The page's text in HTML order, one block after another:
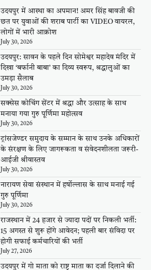
उदयपुर में आस्था का अपमान! अमर सिंह बावजी की
छत पर युवाओं की शराब पार्टी का VIDEO वायरल,
लोगों में भारी आक्रोश
July 30, 2026
उदयपुर: सावन के पहले दिन सोमेश्वर महादेव मंदिर में
दिखा ‘बर्फानी बाबा’ का दिव्य स्वरूप, श्रद्धालुओं का
उमड़ा सैलाब
July 30, 2026
सक्सेस कोचिंग सेंटर में श्रद्धा और उत्साह के साथ
मनाया गया गुरु पूर्णिमा महोत्सव
July 30, 2026
ट्रांसजेण्डर समुदाय के सम्मान के साथ उनके अधिकारों
के संरक्षण के लिए जागरूकता व संवेदनशीलता जरूरी-
आईजी श्रीवास्तव
July 30, 2026
नारायण सेवा संस्थान में हर्षोल्लास के साथ मनाई गई
गुरु पूर्णिमा
July 30, 2026
राजस्थान में 24 हजार से ज्यादा पदों पर निकली भर्ती:
15 अगस्त से शुरू होंगे आवेदन; पहली बार संविदा पर
होगी सफाई कर्मचारियों की भर्ती
July 27, 2026
उदयपुर में गो माता को राष्ट्र माता का दर्जा दिलाने की